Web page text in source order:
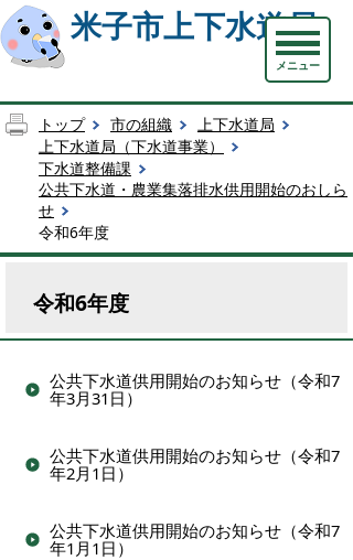
米子市上下水道局
メニュー
トップ 市の組織
上下水道局
上下水道局（下水道事業）
下水道整備課
公共下水道・農業集落排水供用開始のおしら
せ
令和6年度
令和6年度
公共下水道供用開始のお知らせ（令和7
年3月31日）
公共下水道供用開始のお知らせ（令和7
年2月1日）
公共下水道供用開始のお知らせ（令和7
年1月1日）